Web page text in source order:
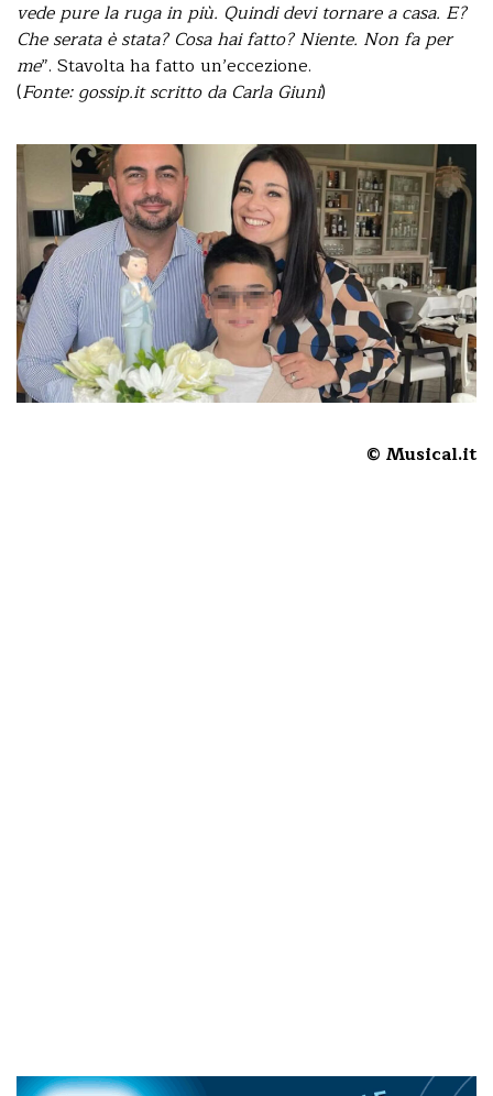
vede pure la ruga in più. Quindi devi tornare a casa. E?
Che serata è stata? Cosa hai fatto? Niente. Non fa per
me”. Stavolta ha fatto un’eccezione.
(Fonte: gossip.it scritto da Carla Giuni)
© Musical.it